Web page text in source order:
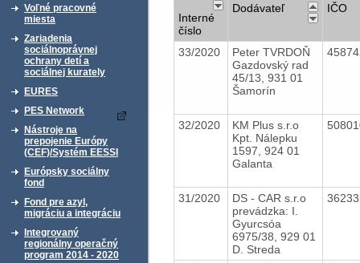
Voľné pracovné
miesta
Zariadenia
sociálnoprávnej
ochrany detí a
sociálnej kurately
EURES
PES Network
Nástroje na
prepojenie Európy
(CEF)/Systém EESSI
Európsky sociálny
fond
Fond pre azyl,
migráciu a integráciu
Integrovaný
regionálny operačný
program 2014 - 2020
Interné
číslo
Dodávateľ IČO
33/2020
Peter TVRDOŇ
Gazdovský rad
45/13, 931 01
Šamorín
32/2020
KM Plus s.r.o
Kpt. Nálepku
1597, 924 01
Galanta
31/2020
DS - CAR s.r.o
prevádzka: I.
Gyurcsóa
6975/38, 929 01
D. Streda